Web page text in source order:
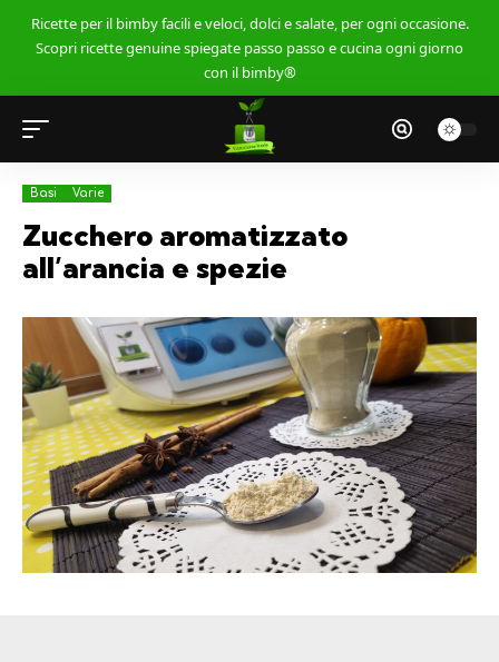
Ricette per il bimby facili e veloci, dolci e salate, per ogni occasione.
Scopri ricette genuine spiegate passo passo e cucina ogni giorno
con il bimby®
Basi Varie
Zucchero aromatizzato
all’arancia e spezie